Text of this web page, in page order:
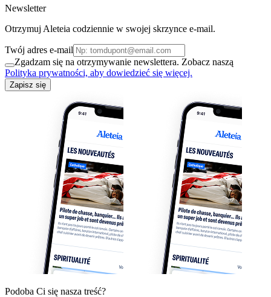
Newsletter
Otrzymuj Aleteia codziennie w swojej skrzynce e-mail.
Twój adres e-mail
Zgadzam się na otrzymywanie newslettera. Zobacz naszą
Polityka prywatności, aby dowiedzieć się więcej.
Zapisz się
Podoba Ci się nasza treść?